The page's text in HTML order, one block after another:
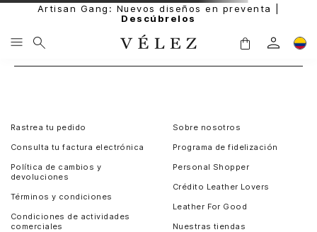
Artisan Gang: Nuevos diseños en preventa |
Descúbrelos
Rastrea tu pedido
Consulta tu factura electrónica
Política de cambios y
devoluciones
Términos y condiciones
Condiciones de actividades
comerciales
Sobre nosotros
Programa de fidelización
Personal Shopper
Crédito Leather Lovers
Leather For Good
Nuestras tiendas